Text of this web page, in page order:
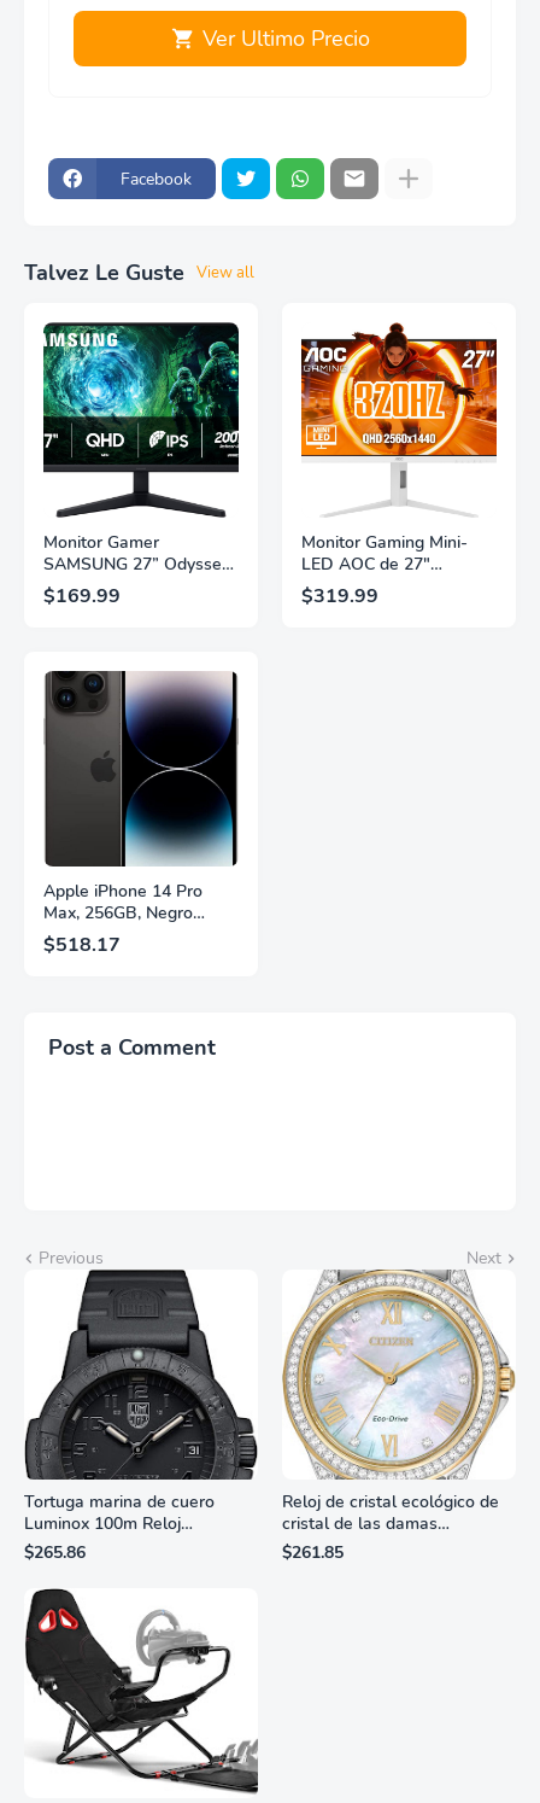
Ver Ultimo Precio
Facebook
Talvez Le Guste View all
Monitor Gamer
SAMSUNG 27” Odyssey
G5 G53F con Resolución
QHD, HDR10,
Panel IPS, AMD
FreeSync™ Premium,
Ecualizador Negro,
Cambio Automático de
Fuente,
LS27FG532ENXZA
$169.99
Monitor Gaming Mini-
LED AOC de 27"
Pulgadas, QHD
2560×1440, 320Hz, 1ms
$319.99
Apple iPhone 14 Pro
Max, 256GB, Negro
Espacial - Desbloqueado
(Renovado)
$518.17
Post a Comment
Previous Next
Tortuga marina de cuero
Luminox 100m Reloj
analógico de cuarzo
resistente al agua
$265.86
Reloj de cristal ecológico de
cristal de las damas
ciudadanas, 3 manos,
marcadores de números
$261.85